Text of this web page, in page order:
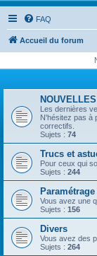
FAQ
Accueil du forum
Les dernières
N'hésitez pas à
correctifs.
Sujets : 74
Trucs et
Pour ceux qui
Sujets : 244
Vous avez une
Sujets : 156
Divers
Vous avez des
Sujets : 264